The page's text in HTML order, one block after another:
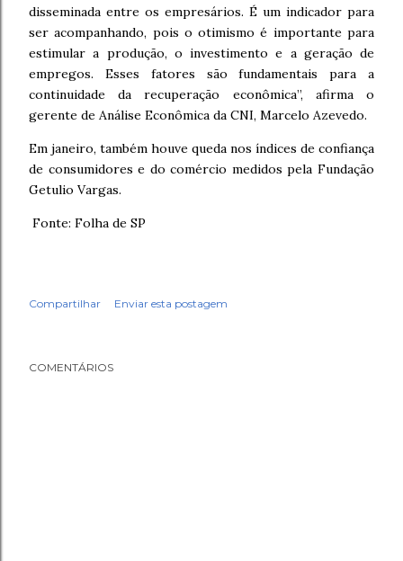
disseminada entre os empresários. É um indicador para
ser acompanhando, pois o otimismo é importante para
estimular a produção, o investimento e a geração de
empregos. Esses fatores são fundamentais para a
continuidade da recuperação econômica”, afirma o
gerente de Análise Econômica da CNI, Marcelo Azevedo.
Em janeiro, também houve queda nos índices de confiança
de consumidores e do comércio medidos pela Fundação
Getulio Vargas.
Fonte: Folha de SP
Compartilhar Enviar esta postagem
COMENTÁRIOS